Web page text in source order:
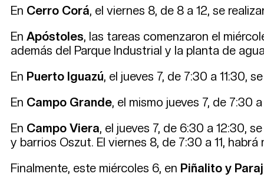
En Cerro Corá, el viernes 8, de 8 a 12, se
En Apóstoles, las tareas comenzaron el
además del Parque Industrial y la planta de
En Puerto Iguazú, el jueves 7, de 7:30 a 11:30,
En Campo Grande, el mismo jueves 7, de 7:30
En Campo Viera, el jueves 7, de 6:30 a 12:30,
y barrios Oszut. El viernes 8, de 7:30 a 11,
Finalmente, este miércoles 6, en Piñalito y